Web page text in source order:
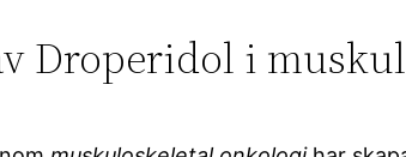
Droperidol i